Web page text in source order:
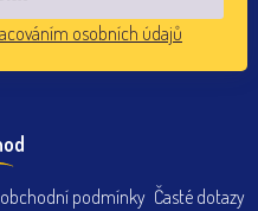
osobních údajů
podmínky Časté dotazy